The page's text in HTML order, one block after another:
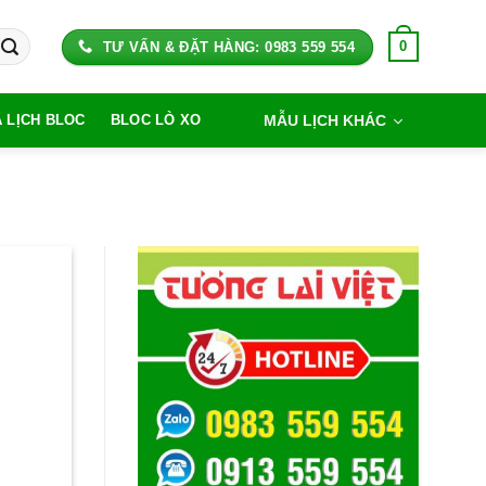
TƯ VẤN & ĐẶT HÀNG: 0983 559 554 0
LỊCH BLOC BLOC LÒ XO MẪU LỊCH KHÁC